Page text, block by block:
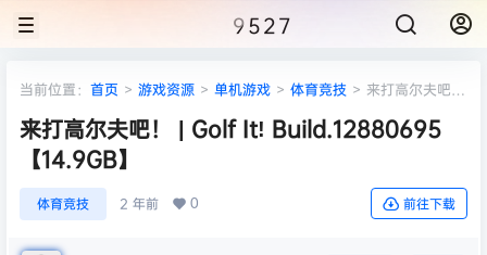
9527
当前位置： 首页 > 游戏资源 > 单机游戏 > 体育竞技 > 来打高尔夫吧！
来打高尔夫吧！ | Golf It! Build.12880695
【14.9GB】
体育竞技 2 年前 0 前往下载